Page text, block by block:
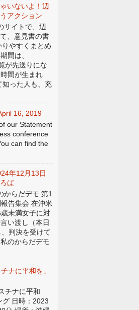
いないよ！辺
アクション
サイトで、辺
、意見書の書
やすくまとめ
間は、
が先送りにな
間が生まれ
知った人も、充
16, 2019
our Statement
conference
can find the
年12月13日
ば
からだデモ 第1
告集会 在沖米
未満女子に対
い渡し（本日
判決を受けて
のからだデモ
ナに平和を」
チナに平和
グ 日時：2023